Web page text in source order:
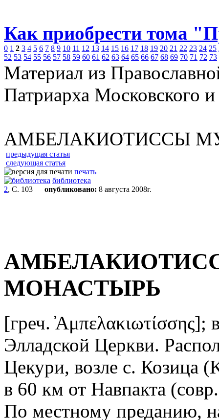
Как приобрести тома
0 1 2 3 4 5 6 7 8 9 10 11 12 13 14 15 16 17 18 19 20 21 22 23 24 25
52 53 54 55 56 57 58 59 60 61 62 63 64 65 66 67 68 69 70 71 72 73
Материал из
Патриарха Московского
АМБЕЛАКИОТИССЫ
предыдущая статья
следующая статья
печать
библиотека
2, С. 103 опубликовано: 8 августа 2008г.
МОНАСТЫРЬ
[греч. ̓Αμπελακιωτίσσης];
Элладской Церкви.
Цекури, возле с. Козица
в 60 км от Навпакта
По местному преданию,